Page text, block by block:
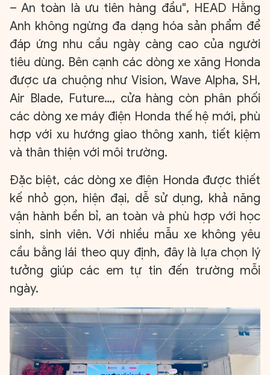
– An toàn là ưu tiên hàng đầu", HEAD Hằng
Anh không ngừng đa dạng hóa sản phẩm để
đáp ứng nhu cầu ngày càng cao của người
tiêu dùng. Bên cạnh các dòng xe xăng Honda
được ưa chuộng như Vision, Wave Alpha, SH,
Air Blade, Future…, cửa hàng còn phân phối
các dòng xe máy điện Honda thế hệ mới, phù
hợp với xu hướng giao thông xanh, tiết kiệm
và thân thiện với môi trường.
Đặc biệt, các dòng xe điện Honda được thiết
kế nhỏ gọn, hiện đại, dễ sử dụng, khả năng
vận hành bền bỉ, an toàn và phù hợp với học
sinh, sinh viên. Với nhiều mẫu xe không yêu
cầu bằng lái theo quy định, đây là lựa chọn lý
tưởng giúp các em tự tin đến trường mỗi
ngày.